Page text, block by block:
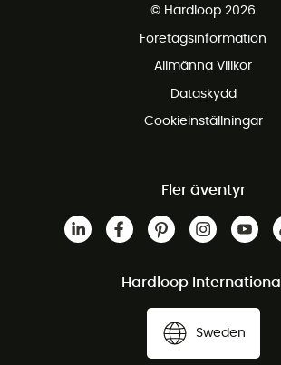
Gratis retur inom 100 dagar
© Hardloop 2026
Företagsinformation
Allmänna Villkor
Dataskydd
Cookieinställningar
Fler äventyr
Hardloop International
Sweden